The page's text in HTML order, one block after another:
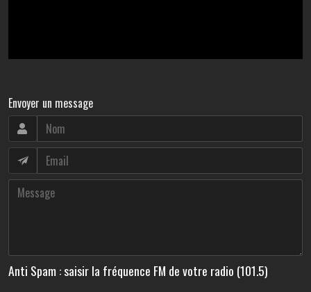
Envoyer un message
Anti Spam : saisir la fréquence FM de votre radio (101.5)